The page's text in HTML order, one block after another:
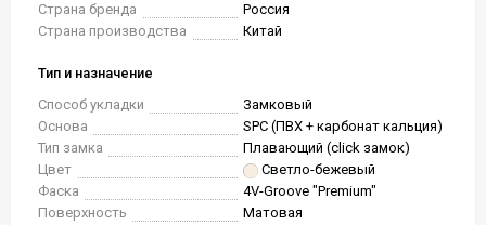
Страна бренда
Россия
Страна производства
Китай
Тип и назначение
Способ укладки
Замковый
Основа
SPC (ПВХ + карбонат кальция)
Тип замка
Плавающий (click замок)
Цвет
Светло-бежевый
Фаска
4V-Groove "Premium"
Поверхность
Матовая